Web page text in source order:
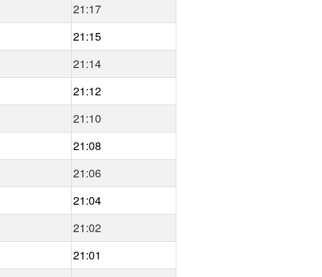
21:17
21:15
21:14
21:12
21:10
21:08
21:06
21:04
21:02
21:01